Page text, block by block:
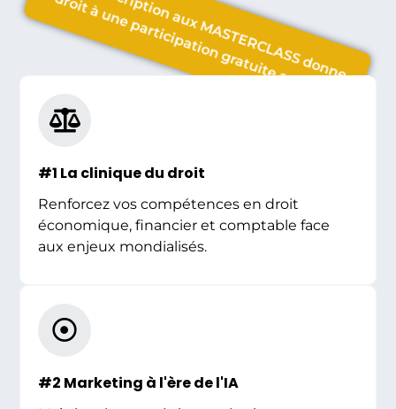
Toute inscription aux MASTERCLASS donne
droit à une participation gratuite au FONI
#1 La clinique du droit
Renforcez vos compétences en droit
économique, financier et comptable face
aux enjeux mondialisés.
#2 Marketing à l'ère de l'IA